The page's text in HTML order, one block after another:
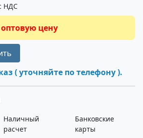
НДС
оптовую цену
( уточняйте по телефону ).
Наличный
расчет
Банковские
карты